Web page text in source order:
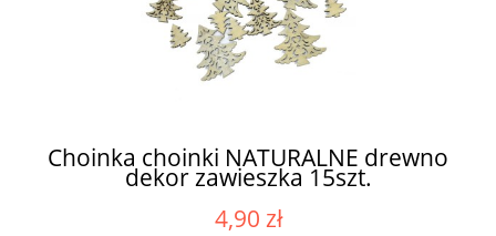
Choinka choinki NATURALNE drewno
dekor zawieszka 15szt.
4,90 zł